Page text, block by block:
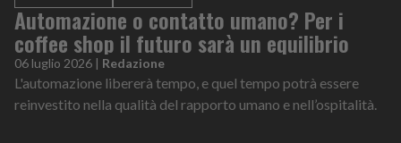
Automazione o contatto umano? Per i
coffee shop il futuro sarà un equilibrio
06 luglio 2026 | Redazione
L'automazione libererà tempo, e quel tempo potrà essere
reinvestito nella qualità del rapporto umano e nell’ospitalità.